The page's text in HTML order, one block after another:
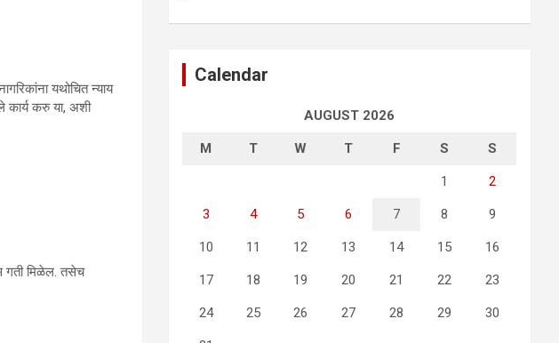
यथोचित न्याय
कार्य करु या, अशी
गती मिळेल. तसेच
Calendar
AUGUST 2026
M T W T F S S
1 2
3 4 5 6 7 8 9
10 11 12 13 14 15 16
17 18 19 20 21 22 23
24 25 26 27 28 29 30